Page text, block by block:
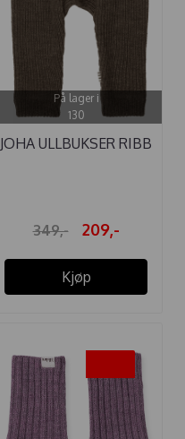
På lager i
130
JOHA ULLBUKSER RIBB
349,- 209,-
Kjøp